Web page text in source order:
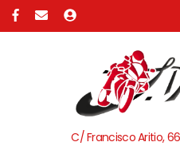
C/ Francisco Aritio,